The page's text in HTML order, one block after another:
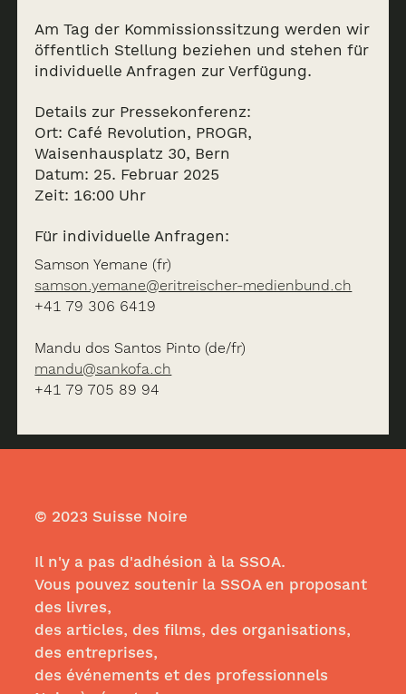
Am Tag der Kommissionssitzung werden wir
öffentlich Stellung beziehen und stehen für
individuelle Anfragen zur Verfügung.
Details zur Pressekonferenz:
Ort: Café Revolution, PROGR,
Waisenhausplatz 30, Bern
Datum: 25. Februar 2025
Zeit: 16:00 Uhr
Für individuelle Anfragen:
Samson Yemane (fr)
samson.yemane@eritreischer-medienbund.ch
+41 79 306 6419
Mandu dos Santos Pinto (de/fr)
mandu@sankofa.ch
+41 79 705 89 94
© 2023 Suisse Noire
Il n'y a pas d'adhésion à la SSOA.
Vous pouvez soutenir la SSOA en proposant
des livres,
des articles, des films, des organisations,
des entreprises,
des événements et des professionnels